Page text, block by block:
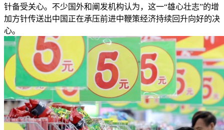
针备受关心。不少国外和阐发机构认为，这一“雄心壮志”的增
加方针传送出中国正在承压前进中鞭策经济持续回升向好的决
心。